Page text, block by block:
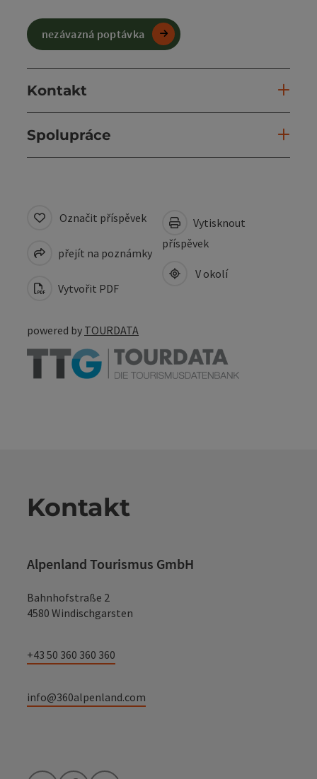
nezávazná poptávka
Kontakt
Spolupráce
Označit příspěvek
přejít na poznámky
Vytvořit PDF
Vytisknout
příspěvek
V okolí
powered by TOURDATA
Kontakt
Alpenland Tourismus GmbH
Bahnhofstraße 2
4580 Windischgarsten
+43 50 360 360 360
info@360alpenland.com